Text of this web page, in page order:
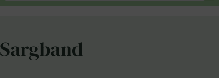
Sargband